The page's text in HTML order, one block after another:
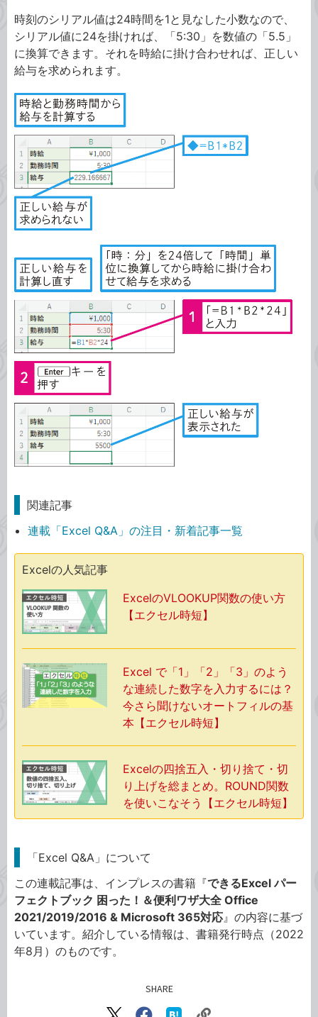
時刻のシリアル値は24時間を1と見なした小数なので、
シリアル値に24を掛ければ、「5:30」を数値の「5.5」
に換算できます。それを時給に掛け合わせれば、正しい
給与を求められます。
関連記事
連載「Excel Q&A」の注目・新着記事一覧
Excelの人気記事
ExcelのVLOOKUP関数の使い方
【エクセル時短】
Excel で「1」「2」「3」のよう
な連続した数字を入力するには？
今さら聞けないオートフィルの基
本【エクセル時短】
Excelの四捨五入・切り捨て・切
り上げを総まとめ。ROUND関数
を使いこなそう【エクセル時短】
「Excel Q&A」について
この連載記事は、インプレスの書籍『できるExcel パー
フェクトブック 困った！＆便利ワザ大全 Office
2021/2019/2016 & Microsoft 365対応 』の内容に基づ
いています。紹介している情報は、書籍発行時点（2022
年8月）のものです。
SHARE